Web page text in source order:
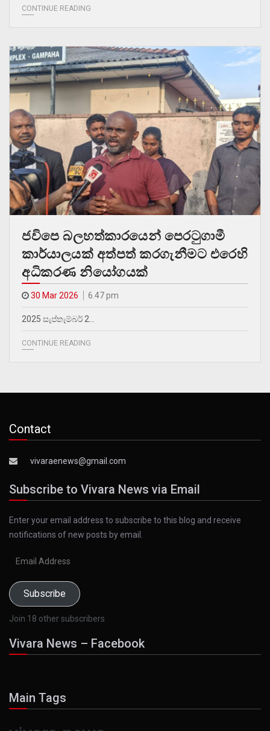
CONTINUE READING
ජවිපෙ බලහත්කාරයෙන් පෙරටුගාමී
කාර්යාලයක් අත්පත් කරගැනීමට එරෙහි
අධිකරණ නියෝගයක්
30 Mar 2026 6.47 pm
2025 සැප්තැම්බර් 2…
CONTINUE READING
Contact
vivaraenews@gmail.com
Subscribe to Vivara News via Email
Enter your email address to subscribe to this blog and receive
notifications of new posts by email.
Subscribe
Join 18 other subscribers
Vivara News – Facebook
Main Tags